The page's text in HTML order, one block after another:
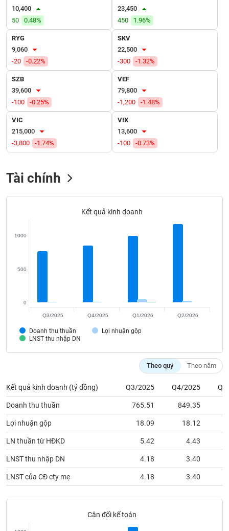
10,400
50
0.48%
23,450
450
1.96%
RYG
9,060
-20
-0.22%
SKV
22,500
-300
-1.32%
SZB
39,600
-100
-0.25%
VEF
79,800
-1,200
-1.48%
VIC
215,000
-3,800
-1.74%
VIX
13,600
-100
-0.73%
Tài chính
Kết quả kinh doanh
Doanh thu thuần
Lợi nhuận gộp
LNST thu nhập DN
0
500
1000
Q3/2025 Q4/2025 Q1/2026 Q2/2026
Theo quý Theo năm
Kết quả kinh doanh (tỷ đồng) Q3/2025 Q4/2025
Doanh thu thuần 765.51 849.35
Lợi nhuận gộp 18.09 18.12
LN thuần từ HĐKD 5.42 4.43
LNST thu nhập DN 4.18 3.40
LNST của CĐ cty mẹ 4.18 3.40
Cân đối kế toán
TRUYỀN
THÔNG
TIỆN
ÍCH
BẤT
ĐỘNG
chứng
Tất cả
đạo
tức
của
tác
giả
(-)
Báo
cáo
phân
(-)
(-)